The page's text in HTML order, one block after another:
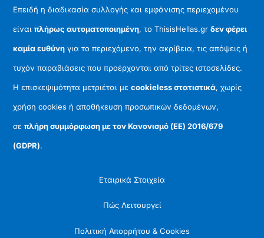
Επειδή η διαδικασία συλλογής και εμφάνισης περιεχομένου
είναιπλήρως αυτοματοποιημένη, το ThisisHellas.grδεν φέρει
καμία ευθύνη για το περιεχόμενο, την ακρίβεια, τις απόψεις ή
τυχόν παραβιάσεις που προέρχονται από τρίτες ιστοσελίδες.
Η επισκεψιμότητα μετριέται μεcookieless στατιστικά, χωρίς
χρήση cookies ή αποθήκευση προσωπικών δεδομένων,
σεπλήρη συμμόρφωση με τον Κανονισμό (ΕΕ) 2016/679
(GDPR).
Εταιρικά Στοιχεία
Πώς Λειτουργεί
Πολιτική Απορρήτου & Cookies